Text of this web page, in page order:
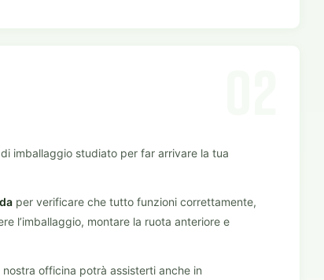
imballaggio studiato per far arrivare la tua
per verificare che tutto funzioni correttamente,
l’imballaggio, montare la ruota anteriore e
officina potrà assisterti anche in